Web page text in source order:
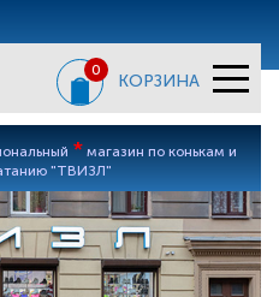
0
КОРЗИНА
* магазин по конькам и
"ТВИЗЛ"